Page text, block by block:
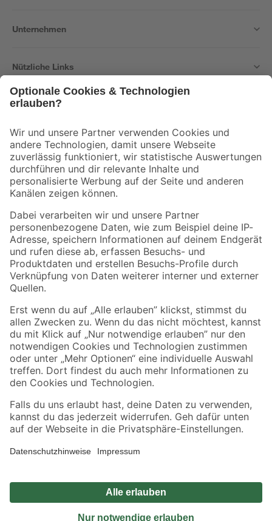
Unternehmen
Nützliche Links
Der toom Newsletter: Keine Angebote und Aktionen mehr verpassen!
Zur Newsletter Anmeldung
Folge uns
Zahlungsarten Versandarten
Sicher einkaufen
Jetzt die toom-App herunterladen
Alle Preisangaben in EUR inkl. gesetzl. MwSt.. Die dargestellten Angebote sind unter
Umständen nicht in allen Märkten verfügbar. Die angegebenen Verfügbarkeiten beziehen
Produkte nur solange der Vorrat reicht.
*Paketversand ab 59 € versandkostenfrei, gilt nicht für Artikel mit Speditionsversand, hier
Privatsphäre Impressum
Nutzungsbedingungen
Widerrufsrecht
Vertrag widerrufen